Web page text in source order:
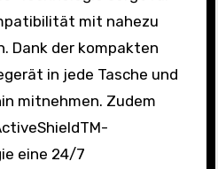
mit nahezu
Dank der kompakten
in jede Tasche und
mitnehmen. Zudem
eine 24/7